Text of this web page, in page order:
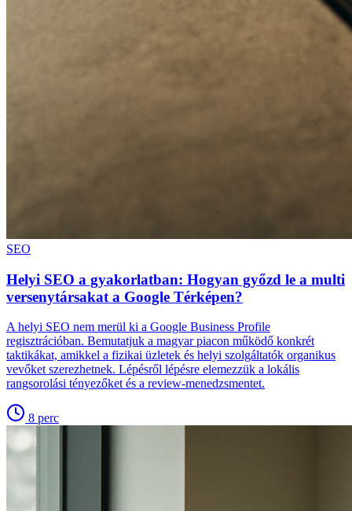
SEO
Helyi SEO a gyakorlatban: Hogyan győzd le a multi
versenytársakat a Google Térképen?
A helyi SEO nem merül ki a Google Business Profile
regisztrációban. Bemutatjuk a magyar piacon működő konkrét
taktikákat, amikkel a fizikai üzletek és helyi szolgáltatók organikus
vevőket szerezhetnek. Lépésről lépésre elemezzük a lokális
rangsorolási tényezőket és a review-menedzsmentet.
8 perc